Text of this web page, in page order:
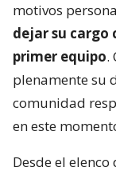
motivos
dejar su cargo
primer equipo.
plenamente su
comunidad
en este
Desde el